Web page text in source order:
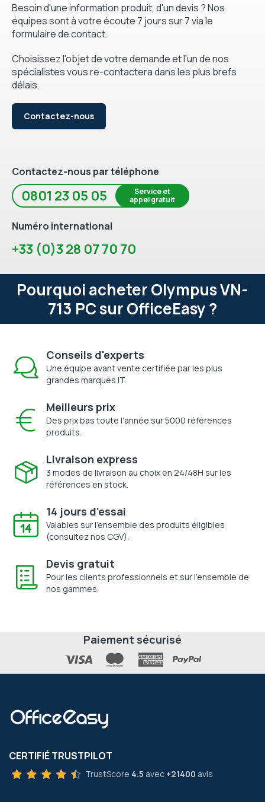
Besoin d'une information produit, d'un devis ? Nos
équipes sont à votre écoute 7 jours sur 7 via le
formulaire de contact.
Choisissez l'objet de votre demande et l'un de nos
spécialistes vous re-contactera dans les plus brefs
délais.
Contactez-nous
Contactez-nous par téléphone
0801 23 05 05
Service et
appel gratuit
Numéro international
+33 (0)3 28 07 70 70
Pourquoi acheter Olympus VN-
713 PC sur OfficeEasy ?
Conseils d'experts
Une équipe avant vente certifiée par les plus
grandes marques IT.
Meilleurs prix
Des prix bas toute l'année sur 5000 références
produits.
Livraison express
3 modes de livraison au choix en 24/48H sur les
références en stock.
14 jours d'essai
Valables sur l'ensemble des produits éligibles
(consultez nos CGV).
Devis gratuit
Pour les clients professionnels et sur l'ensemble de
nos gammes.
Paiement sécurisé
CERTIFIÉ TRUSTPILOT
TrustScore 4.5 avec +21400 avis